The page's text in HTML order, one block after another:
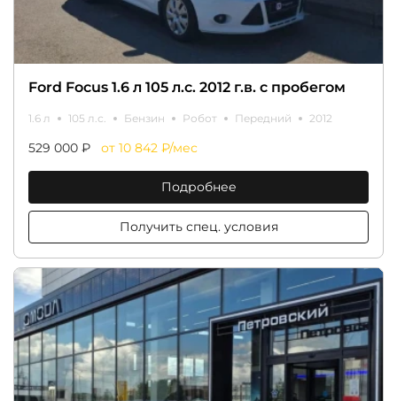
Ford Focus 1.6 л 105 л.с. 2012 г.в. с пробегом
1.6 л 105 л.с. Бензин Робот Передний 2012
529 000 ₽ от 10 842 ₽/мес
Подробнее
Получить спец. условия